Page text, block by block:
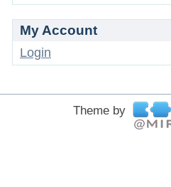
My Account
Login
Theme by